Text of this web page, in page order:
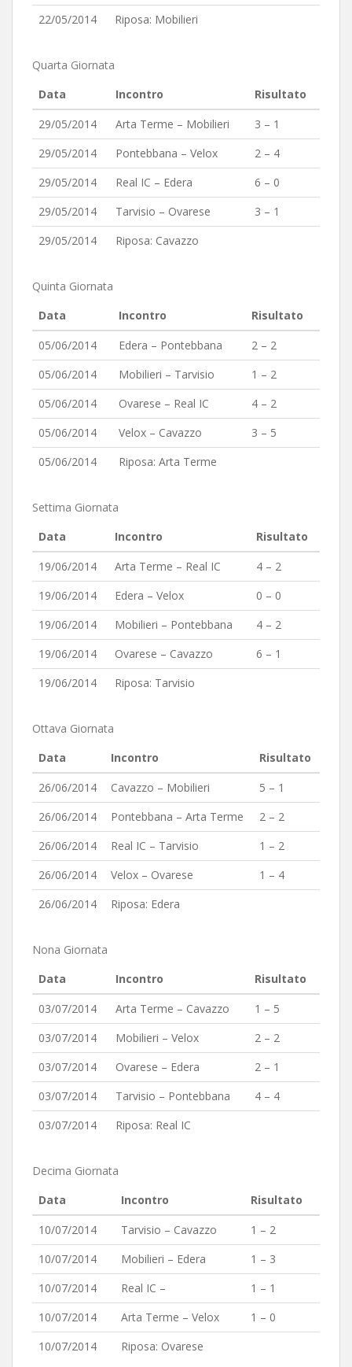
22/05/2014
Riposa: Mobilieri
Quarta Giornata
Data
Incontro
Risultato
29/05/2014
Arta Terme – Mobilieri
3 – 1
29/05/2014
Pontebbana – Velox
2 – 4
29/05/2014
Real IC – Edera
6 – 0
29/05/2014
Tarvisio – Ovarese
3 – 1
29/05/2014
Riposa: Cavazzo
Quinta Giornata
Data
Incontro
Risultato
05/06/2014
Edera – Pontebbana
2 – 2
05/06/2014
Mobilieri – Tarvisio
1 – 2
05/06/2014
Ovarese – Real IC
4 – 2
05/06/2014
Velox – Cavazzo
3 – 5
05/06/2014
Riposa: Arta Terme
Settima Giornata
Data
Incontro
Risultato
19/06/2014
Arta Terme – Real IC
4 – 2
19/06/2014
Edera – Velox
0 – 0
19/06/2014
Mobilieri – Pontebbana
4 – 2
19/06/2014
Ovarese – Cavazzo
6 – 1
19/06/2014
Riposa: Tarvisio
Ottava Giornata
Data
Incontro
Risultato
26/06/2014
Cavazzo – Mobilieri
5 – 1
26/06/2014
Pontebbana – Arta Terme
2 – 2
26/06/2014
Real IC – Tarvisio
1 – 2
26/06/2014
Velox – Ovarese
1 – 4
26/06/2014
Riposa: Edera
Nona Giornata
Data
Incontro
Risultato
03/07/2014
Arta Terme – Cavazzo
1 – 5
03/07/2014
Mobilieri – Velox
2 – 2
03/07/2014
Ovarese – Edera
2 – 1
03/07/2014
Tarvisio – Pontebbana
4 – 4
03/07/2014
Riposa: Real IC
Decima Giornata
Data
Incontro
Risultato
10/07/2014
Tarvisio – Cavazzo
1 – 2
10/07/2014
Mobilieri – Edera
1 – 3
10/07/2014
Real IC –
1 – 1
10/07/2014
Arta Terme – Velox
1 – 0
10/07/2014
Riposa: Ovarese